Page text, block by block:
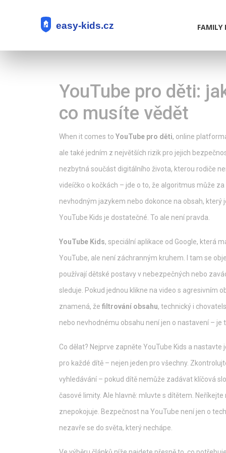
FAMILY
YouTube pro děti:
co musíte vědět
When it comes to YouTube pro děti, online
ale také jedním z největších rizik pro jejich
nezbytná součást digitálního života, kterou rodiče
videíčko o kočkách – jde o to, že algoritmus může
nevhodným jazykem nebo dokonce na obsah,
YouTube Kids je dostatečné. To ale není pravda.
YouTube Kids, speciální aplikace od Google, která
YouTube, ale není záchranným kruhem. I tam se
používají dětské postavy v nebezpečných nebo
sleduje. Pokud jednou klikne na video s agresivním
znamená, že filtrování obsahu, technický i
nebo nevhodnému obsahu není jen o nastavení – je
Co dělat? Nejprve zapněte YouTube Kids a
pro každé dítě – nejen jeden pro všechny.
vyhledávání – pokud dítě nemůže zadávat klíčová
časové limity. Ale hlavně: mluvte s dítětem.
znepokojuje. Bezpečnost na YouTube není jen o
nezavře se do světa, který nechápe.